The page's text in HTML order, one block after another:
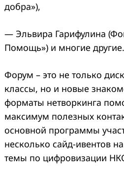
добра»),
— Эльвира Гарифулина
Помощь») и многие другие.
Форум – это не только
классы, но и новые
форматы нетворкинга
максимум полезных
основной программы
несколько сайд-ивентов
темы по цифровизации